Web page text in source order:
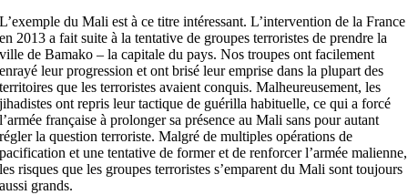
L’exemple du Mali est à ce titre intéressant. L’intervention de la France
en 2013 a fait suite à la tentative de groupes terroristes de prendre la
ville de Bamako – la capitale du pays. Nos troupes ont facilement
enrayé leur progression et ont brisé leur emprise dans la plupart des
territoires que les terroristes avaient conquis. Malheureusement, les
jihadistes ont repris leur tactique de guérilla habituelle, ce qui a forcé
l’armée française à prolonger sa présence au Mali sans pour autant
régler la question terroriste. Malgré de multiples opérations de
pacification et une tentative de former et de renforcer l’armée malienne,
les risques que les groupes terroristes s’emparent du Mali sont toujours
aussi grands.